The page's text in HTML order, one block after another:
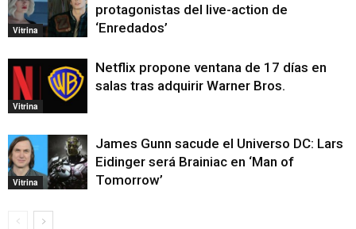
Vitrina
protagonistas del live-action de
‘Enredados’
Vitrina
Netflix propone ventana de 17 días en
salas tras adquirir Warner Bros.
Vitrina
James Gunn sacude el Universo DC: Lars
Eidinger será Brainiac en ‘Man of
Tomorrow’